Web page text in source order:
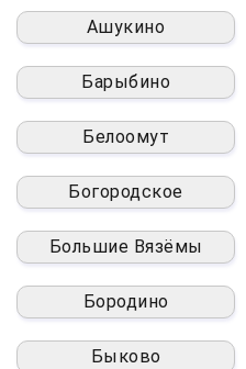
Ашукино
Барыбино
Белоомут
Богородское
Большие Вязёмы
Бородино
Быково